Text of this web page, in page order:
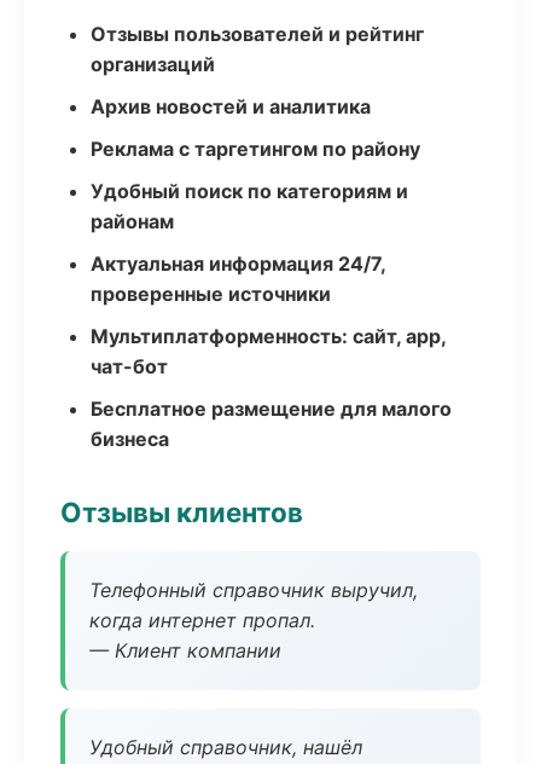
Отзывы пользователей и рейтинг
организаций
Архив новостей и аналитика
Реклама с таргетингом по району
Удобный поиск по категориям и
районам
Актуальная информация 24/7,
проверенные источники
Мультиплатформенность: сайт, app,
чат-бот
Бесплатное размещение для малого
бизнеса
Отзывы клиентов
Телефонный справочник выручил,
когда интернет пропал.
— Клиент компании
Удобный справочник, нашёл